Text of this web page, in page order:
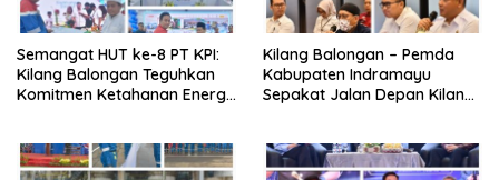
Semangat HUT ke-8 PT KPI:
Kilang Balongan Teguhkan
Komitmen Ketahanan Energi
Yayasan Pendidikan
Kilang Balongan – Pemda
Kabupaten Indramayu
Sepakat Jalan Depan Kilang
Sukaurip-Sukareja